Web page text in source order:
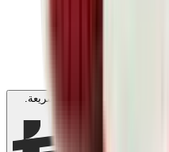
. بدون رسوم. متوافق مع الشريعة.